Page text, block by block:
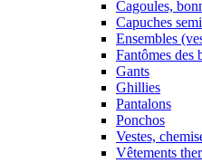
Cagoules,
Capuches
Ensembles
Fantômes des
Gants
Ghillies
Pantalons
Ponchos
Vestes,
Vêtements